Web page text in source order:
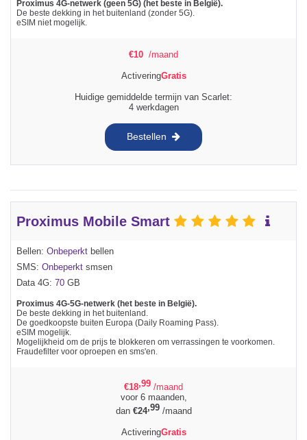
Proximus 4G-netwerk (geen 5G) (het beste in België).
De beste dekking in het buitenland (zonder 5G).
eSIM niet mogelijk.
€10 /maand
ActiveringGratis
Huidige gemiddelde termijn van Scarlet:
4 werkdagen
Bestellen
Proximus Mobile Smart
Bellen: Onbeperkt bellen
SMS: Onbeperkt smsen
Data 4G: 70 GB
Proximus 4G-5G-netwerk (het beste in België).
De beste dekking in het buitenland.
De goedkoopste buiten Europa (Daily Roaming Pass).
eSIM mogelijk.
Mogelijkheid om de prijs te blokkeren om verrassingen te voorkomen.
Fraudefilter voor oproepen en sms'en.
€18,99 /maand
voor 6 maanden,
dan €24,99/maand
ActiveringGratis